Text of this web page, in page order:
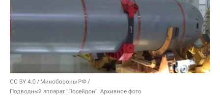
CC BY 4.0 / Минобороны РФ /
Подводный аппарат "Посейдон". Архивное фото